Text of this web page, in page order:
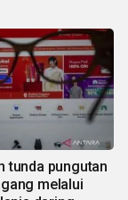
tunda pungutan
melalui